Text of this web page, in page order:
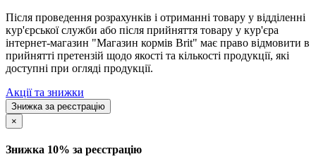
Після проведення розрахунків і отриманні товару у відділенні
кур'єрської служби або після прийняття товару у кур'єра
інтернет-магазин "Магазин кормів Brit" має право відмовити в
прийнятті претензій щодо якості та кількості продукції, які
доступні при огляді продукції.
Акції та знижки
Знижка за реєстрацію
×
Знижка 10% за реєстрацію